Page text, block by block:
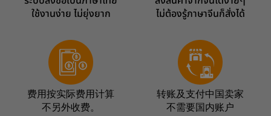
ใช้งานง่าย ไม่ยุ่งยาก
ไม่ต้องรู้ภาษาจีนก็สั่งได้
费用按实际费用计算
不另外收费。
转账及支付中国卖家
不需要国内账户